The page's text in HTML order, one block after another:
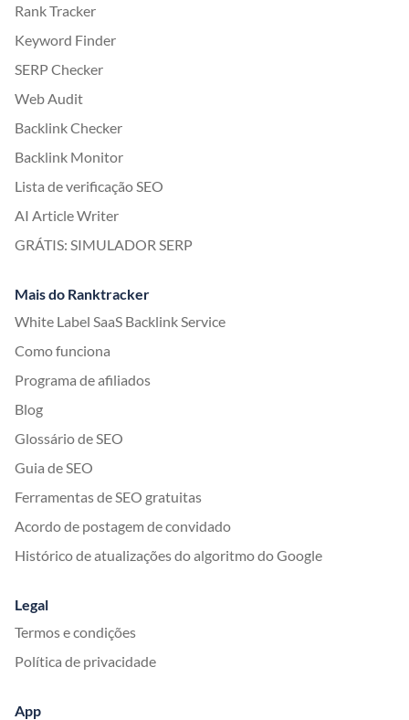
Rank Tracker
Keyword Finder
SERP Checker
Web Audit
Backlink Checker
Backlink Monitor
Lista de verificação SEO
AI Article Writer
GRÁTIS: SIMULADOR SERP
Mais do Ranktracker
White Label SaaS Backlink Service
Como funciona
Programa de afiliados
Blog
Glossário de SEO
Guia de SEO
Ferramentas de SEO gratuitas
Acordo de postagem de convidado
Histórico de atualizações do algoritmo do Google
Legal
Termos e condições
Política de privacidade
App